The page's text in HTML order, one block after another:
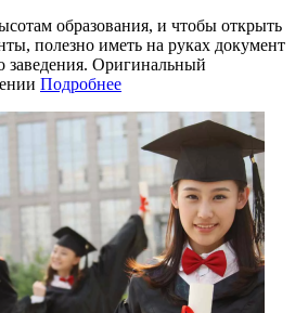
образования, и чтобы открыть
полезно иметь на руках документ
заведения. Оригинальный
Подробнее